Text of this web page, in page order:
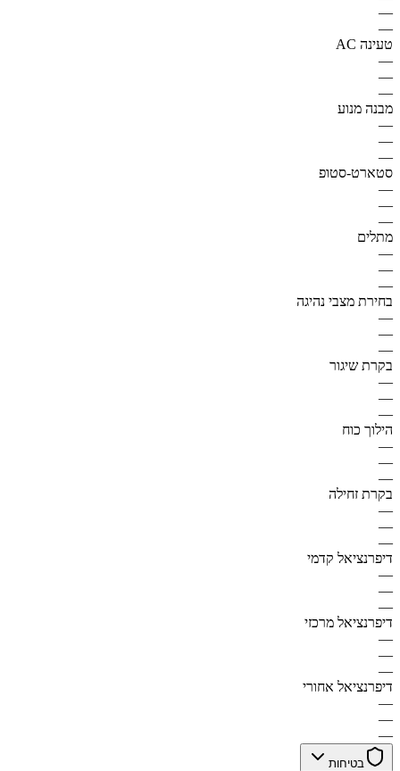
—
—
טעינה AC
—
—
—
מבנה מנוע
—
—
—
סטארט-סטופ
—
—
—
מתלים
—
—
—
בחירת מצבי נהיגה
—
—
—
בקרת שיגור
—
—
—
הילוך כוח
—
—
—
בקרת זחילה
—
—
—
דיפרנציאל קדמי
—
—
—
דיפרנציאל מרכזי
—
—
—
דיפרנציאל אחורי
—
—
—
בטיחות